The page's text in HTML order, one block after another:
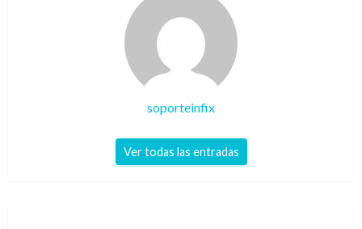
soporteinfix
Ver todas las entradas